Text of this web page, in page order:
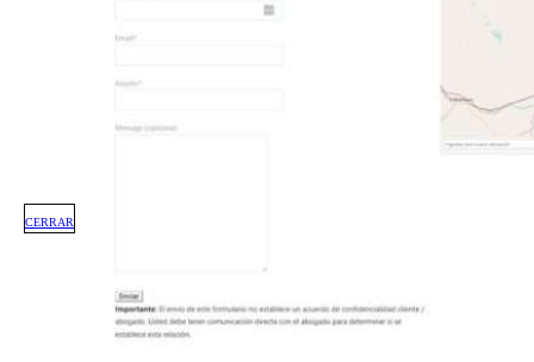
CERRAR